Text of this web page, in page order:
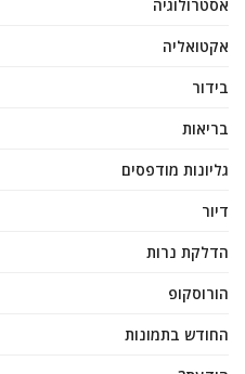
אסטרולוגיה
אקטואליה
בידור
בריאות
גליונות מודפסים
דיור
הדלקת נרות
הורוסקופ
החודש בתמונות